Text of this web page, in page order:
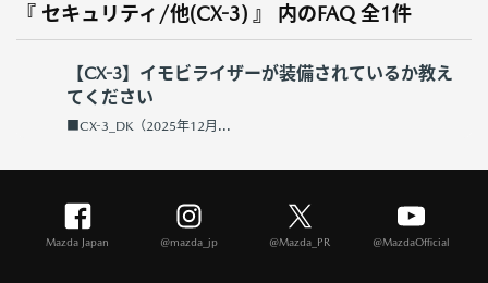
『 セキュリティ/他(CX-3) 』 内のFAQ 全1件
【CX-3】イモビライザーが装備されているか教え
てください
■CX-3_DK（2025年12月...
Mazda Japan @mazda_jp @Mazda_PR @MazdaOfficial